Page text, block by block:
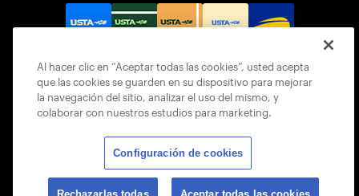
© 2026 USTA ALL RIGHTS RESERVED
Al hacer clic en “Aceptar todas las cookies”, usted acepta
que las cookies se guarden en su dispositivo para mejorar
la navegación del sitio, analizar el uso del mismo, y
colaborar con nuestros estudios para marketing.
Configuración de cookies